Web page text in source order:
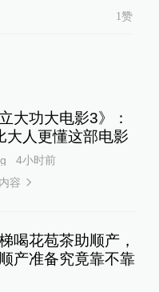
1赞
大功大电影3》：
大人更懂这部电影
4小时前
容
喝花苞茶助顺产，
产准备究竟靠不靠